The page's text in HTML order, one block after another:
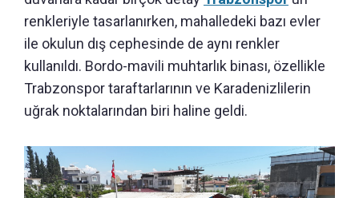
renkleriyle tasarlanırken, mahalledeki bazı evler
ile okulun dış cephesinde de aynı renkler
kullanıldı. Bordo-mavili muhtarlık binası, özellikle
Trabzonspor taraftarlarının ve Karadenizlilerin
uğrak noktalarından biri haline geldi.